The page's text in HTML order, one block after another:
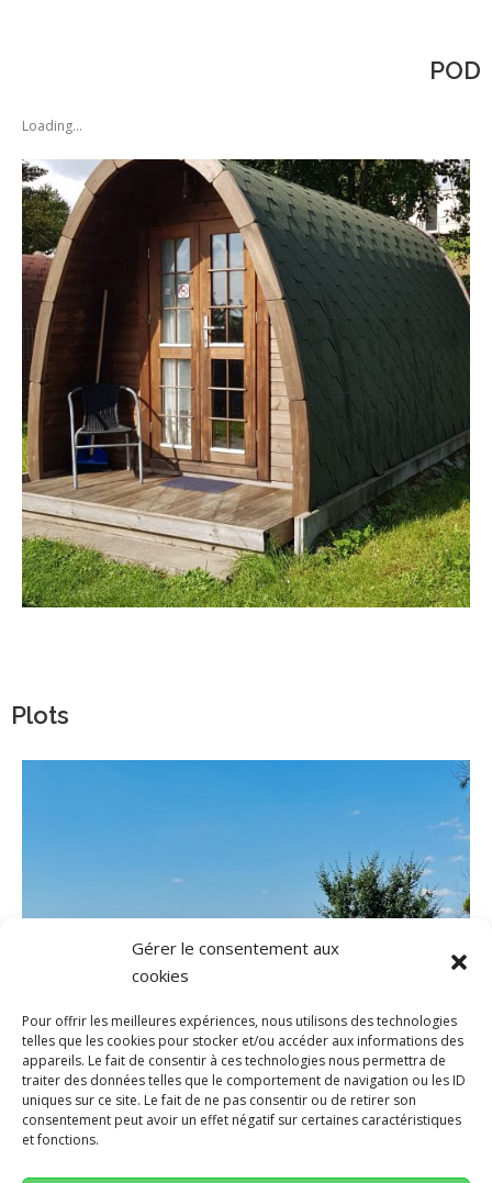
Gérer le consentement aux
cookies
Pour offrir les meilleures expériences, nous utilisons des technologies
telles que les cookies pour stocker et/ou accéder aux informations des
appareils. Le fait de consentir à ces technologies nous permettra de
traiter des données telles que le comportement de navigation ou les ID
uniques sur ce site. Le fait de ne pas consentir ou de retirer son
consentement peut avoir un effet négatif sur certaines caractéristiques
et fonctions.
POD
Loading...
Plots